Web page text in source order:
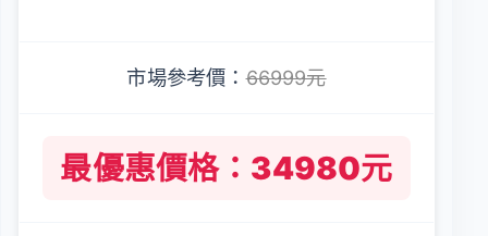
市場參考價：66999元
最優惠價格：34980元